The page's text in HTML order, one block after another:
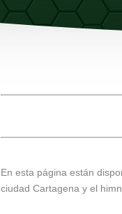
En esta página están
ciudad Cartagena y el